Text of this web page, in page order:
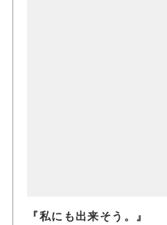
『私にも出来そう。』